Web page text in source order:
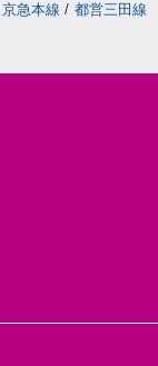
京急本線 / 都営三田線